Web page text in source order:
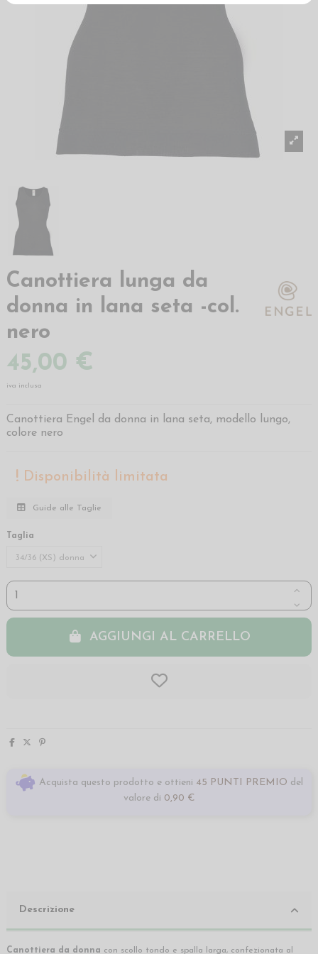
Canottiera lunga da
donna in lana seta -col.
nero
45,00 €
iva inclusa
Canottiera Engel da donna in lana seta, modello lungo,
colore nero
Disponibilità limitata
Guide alle Taglie
Taglia
AGGIUNGI AL CARRELLO
Acquista questo prodotto e ottieni 45 PUNTI PREMIO del
valore di 0,90 €
Descrizione
Canottiera da donna con scollo tondo e spalla larga, confezionata al